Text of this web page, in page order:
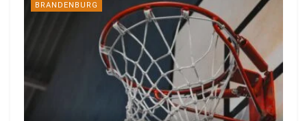
BRANDENBURG